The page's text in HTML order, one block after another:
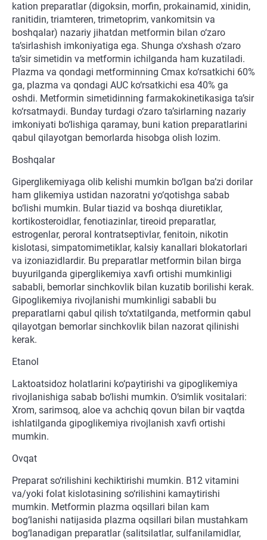
kation preparatlar (digoksin, morfin, prokainamid, xinidin,
ranitidin, triamteren, trimetoprim, vankomitsin va
boshqalar) nazariy jihatdan metformin bilan o‘zaro
ta’sirlashish imkoniyatiga ega. Shunga o‘xshash o‘zaro
ta’sir simetidin va metformin ichilganda ham kuzatiladi.
Plazma va qondagi metforminning Cmax ko‘rsatkichi 60%
ga, plazma va qondagi AUC ko‘rsatkichi esa 40% ga
oshdi. Metformin simetidinning farmakokinetikasiga ta’sir
ko‘rsatmaydi. Bunday turdagi o‘zaro ta’sirlarning nazariy
imkoniyati bo‘lishiga qaramay, buni kation preparatlarini
qabul qilayotgan bemorlarda hisobga olish lozim.
Boshqalar
Giperglikemiyaga olib kelishi mumkin bo‘lgan ba’zi dorilar
ham glikemiya ustidan nazoratni yo‘qotishga sabab
bo‘lishi mumkin. Bular tiazid va boshqa diuretiklar,
kortikosteroidlar, fenotiazinlar, tireoid preparatlar,
estrogenlar, peroral kontratseptivlar, fenitoin, nikotin
kislotasi, simpatomimetiklar, kalsiy kanallari blokatorlari
va izoniazidlardir. Bu preparatlar metformin bilan birga
buyurilganda giperglikemiya xavfi ortishi mumkinligi
sababli, bemorlar sinchkovlik bilan kuzatib borilishi kerak.
Gipoglikemiya rivojlanishi mumkinligi sababli bu
preparatlarni qabul qilish to‘xtatilganda, metformin qabul
qilayotgan bemorlar sinchkovlik bilan nazorat qilinishi
kerak.
Etanol
Laktoatsidoz holatlarini ko‘paytirishi va gipoglikemiya
rivojlanishiga sabab bo‘lishi mumkin. O‘simlik vositalari:
Xrom, sarimsoq, aloe va achchiq qovun bilan bir vaqtda
ishlatilganda gipoglikemiya rivojlanish xavfi ortishi
mumkin.
Ovqat
Preparat so‘rilishini kechiktirishi mumkin. B12 vitamini
va/yoki folat kislotasining so‘rilishini kamaytirishi
mumkin. Metformin plazma oqsillari bilan kam
bog‘lanishi natijasida plazma oqsillari bilan mustahkam
bog‘lanadigan preparatlar (salitsilatlar, sulfanilamidlar,